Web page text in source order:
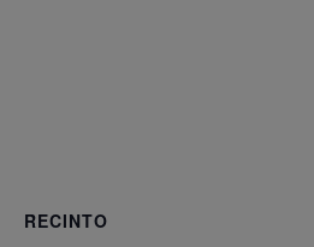
RECINTO